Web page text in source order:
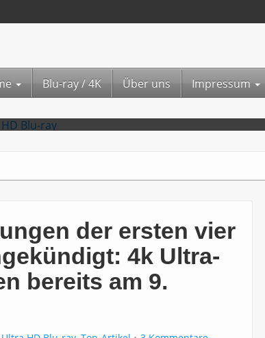
Blu-ray / 4K Über uns Impressum
vier Star Trek Kinofilme angekündigt: 4k
der ersten vier
4k Ultra-
bereits am 9.